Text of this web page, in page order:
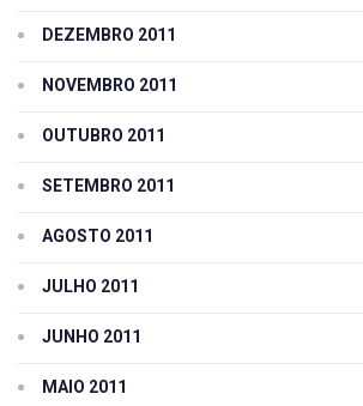
DEZEMBRO 2011
NOVEMBRO 2011
OUTUBRO 2011
SETEMBRO 2011
AGOSTO 2011
JULHO 2011
JUNHO 2011
MAIO 2011